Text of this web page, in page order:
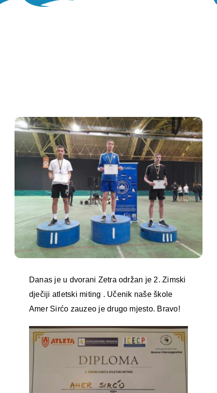
Oglasna ploča
Danas je u dvorani Zetra održan je 2. Zimski
dječiji atletski miting . Učenik naše škole
Amer Sirćo zauzeo je drugo mjesto. Bravo!